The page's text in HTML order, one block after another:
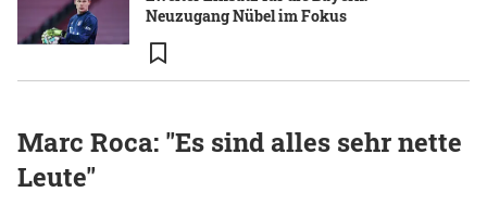
Neuzugang Nübel im Fokus
Marc Roca: "Es sind alles sehr nette
Leute"